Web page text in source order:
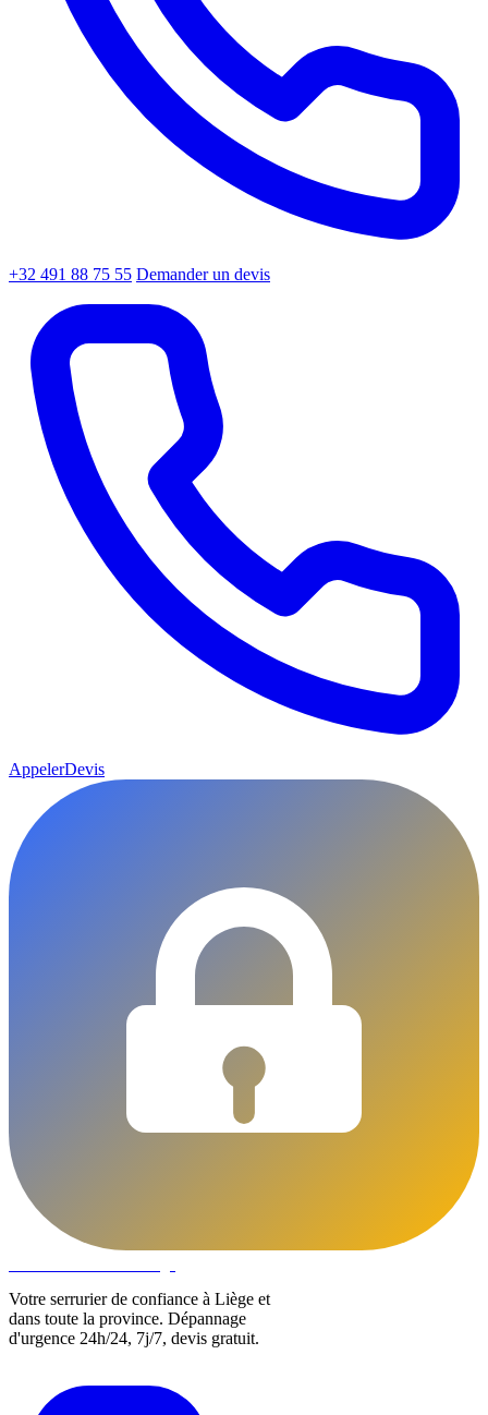
+32 491 88 75 55 Demander un devis
AppelerDevis
Votre serrurier de confiance à Liège et
dans toute la province. Dépannage
d'urgence 24h/24, 7j/7, devis gratuit.